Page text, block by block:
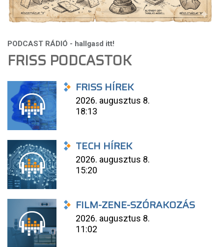
FRISS PODCASTOK
FRISS HÍREK
2026. augusztus 8.
18:13
TECH HÍREK
2026. augusztus 8.
15:20
FILM-ZENE-SZÓRAKOZÁS
2026. augusztus 8.
11:02